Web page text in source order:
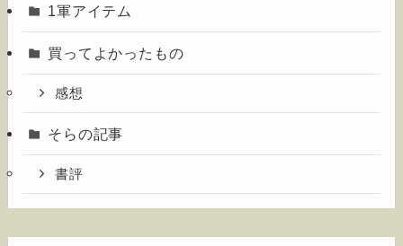
1軍アイテム
買ってよかったもの
感想
そらの記事
書評